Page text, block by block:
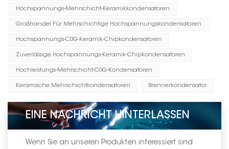
Hochspannungs-Mehrschicht-Keramikkondensatoren
Großhandel Für Mehrschichtige Hochspannungskondensatoren
Hochspannungs-C0G-Keramik-Chipkondensatoren
Zuverlässige Hochspannungs-Keramik-Chipkondensatoren
Hochleistungs-Mehrschicht-C0G-Kondensatoren
Keramische Mehrschichtkondensatoren Brennerkondensator
EINE NACHRICHT HINTERLASSEN
Wenn Sie an unseren Produkten interessiert sind